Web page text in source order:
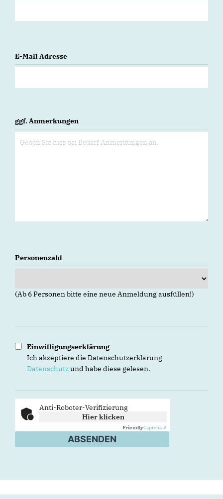
E-Mail Adresse
ggf. Anmerkungen
Personenzahl
(Ab 6 Personen bitte eine neue Anmeldung ausfüllen!)
Einwilligungserklärung
Ich akzeptiere die Datenschutzerklärung
Datenschutzund habe diese gelesen.
Anti-Roboter-Verifizierung
Hier klicken
FriendlyCaptcha ⇗
ABSENDEN